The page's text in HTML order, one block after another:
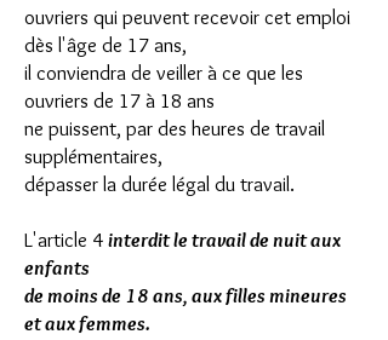
ouvriers qui peuvent recevoir cet emploi
dès l'âge de 17 ans,
il conviendra de veiller à ce que les
ouvriers de 17 à 18 ans
ne puissent, par des heures de travail
supplémentaires,
dépasser la durée légal du travail.
L'article 4 interdit le travail de nuit aux
enfants
de moins de 18 ans, aux filles mineures
et aux femmes.